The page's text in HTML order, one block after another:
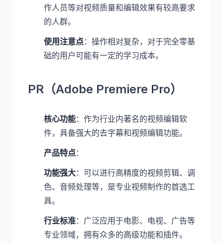
作人员等对视频质量和编辑效果有较高要求
的人群。
使用注意点：操作相对复杂，对于完全零基
础的用户可能有一定的学习成本。
PR（Adobe Premiere Pro）
核心功能：作为行业内著名的视频编辑软
件，具备强大的去字幕和视频编辑功能。
产品特点：
功能强大：可以进行高精度的视频剪辑、调
色、音频处理等，是专业视频制作的首选工
具。
行业标准：广泛应用于电影、电视、广告等
专业领域，拥有众多的高级功能和插件。